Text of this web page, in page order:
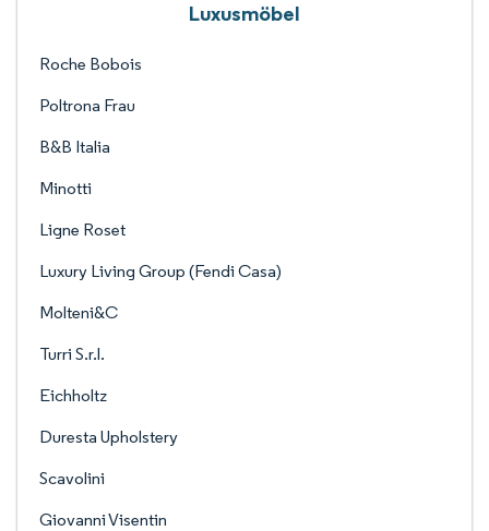
Luxusmöbel
Roche Bobois
Poltrona Frau
B&B Italia
Minotti
Ligne Roset
Luxury Living Group (Fendi Casa)
Molteni&C
Turri S.r.l.
Eichholtz
Duresta Upholstery
Scavolini
Giovanni Visentin